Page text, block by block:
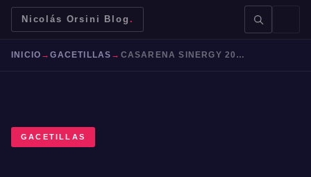
Nicolás Orsini Blog .
INICIO →GACETILLAS → CASARENA SINERGY 2013 SELECCIÓN ESPECIAL PARA PARK HYATT MENDOZA
GACETILLAS